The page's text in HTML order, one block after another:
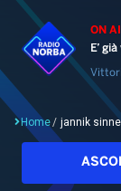
ON
E’
Home/ jannik